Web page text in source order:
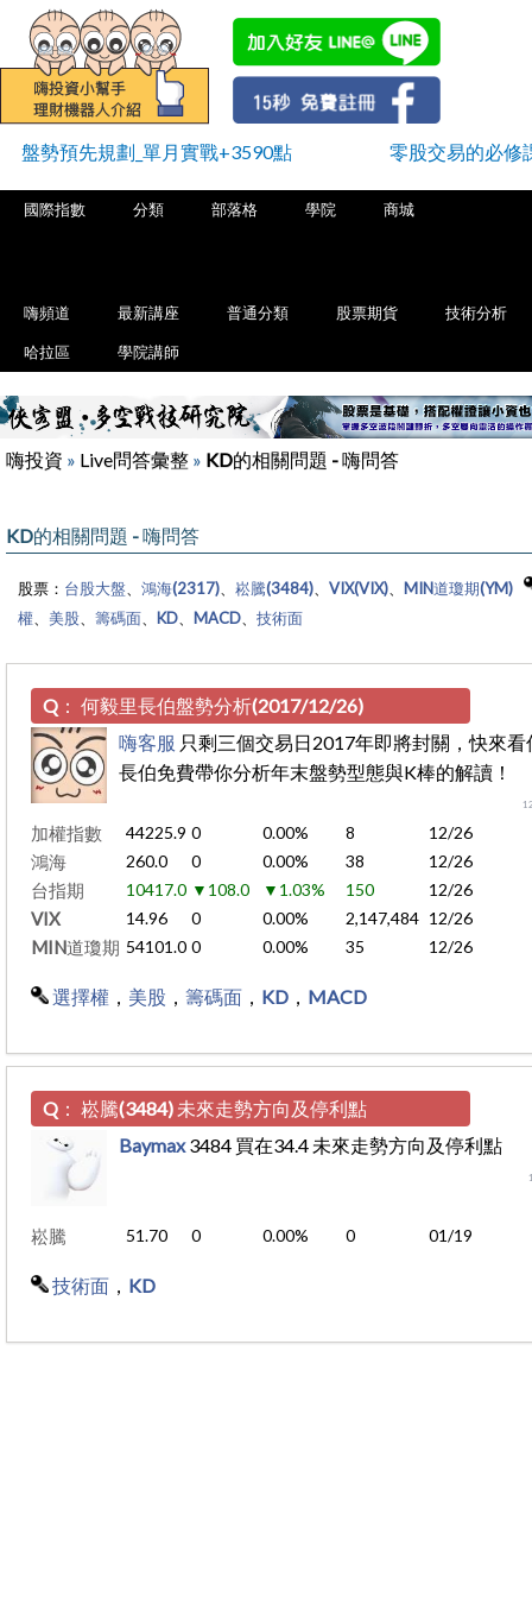
盤勢預先規劃_單月實戰+3590點 零股交易的必修
國際指數 分類 部落格 學院 商城
嗨頻道 最新講座 普通分類 股票期貨 技術分析
哈拉區 學院講師
嗨投資 » Live問答彙整 » KD的相關問題 - 嗨問答
KD的相關問題 - 嗨問答
股票： 台股大盤 鴻海(2317) 崧騰(3484) VIX(VIX)
MIN道瓊期(YM)
權
美股 籌碼面 KD MACD 技術面
Q： 何毅里長伯盤勢分析(2017/12/26)
嗨客服 只剩三個交易日2017年即將封關，快來看
長伯免費帶你分析年末盤勢型態與K棒的解讀！
加權指數 44225.9 0 0.00% 8 12/26
鴻海 260.0 0 0.00% 38 12/26
台指期 10417.0 ▼108.0 ▼1.03% 150 12/26
VIX 14.96 0 0.00% 2,147,484 12/26
MIN道瓊期 54101.0 0 0.00% 35 12/26
選擇權 美股 籌碼面 KD MACD
Q： 崧騰(3484) 未來走勢方向及停利點
Baymax3484 買在34.4 未來走勢方向及停利點
崧騰 51.70 0 0.00% 0 01/19
技術面 KD